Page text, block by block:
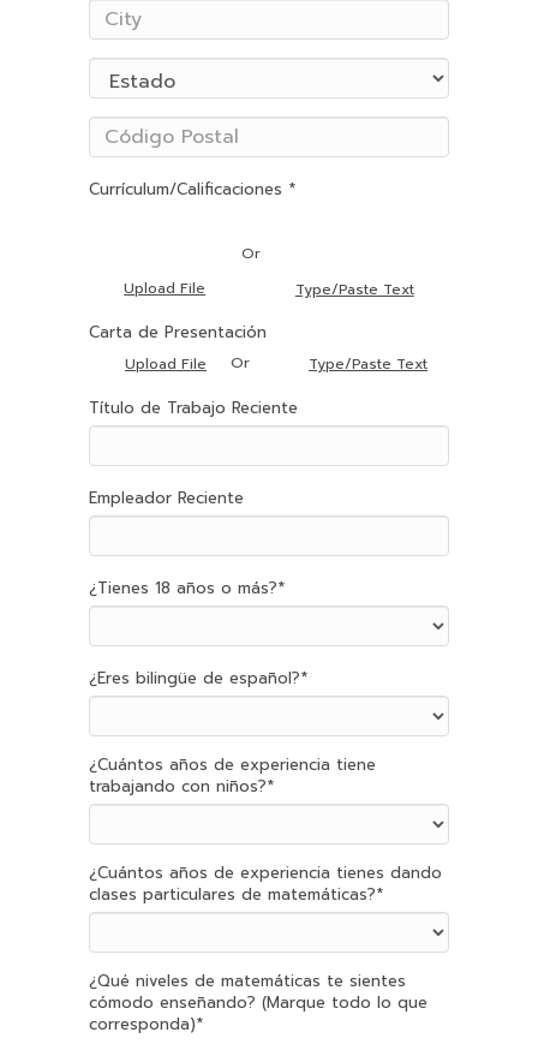
Currículum/Calificaciones *
Upload File
Or
Type/Paste Text
Carta de Presentación
Upload File Or Type/Paste Text
Título de Trabajo Reciente
Empleador Reciente
¿Tienes 18 años o más?*
¿Eres bilingüe de español?*
¿Cuántos años de experiencia tiene
trabajando con niños?*
¿Cuántos años de experiencia tienes dando
clases particulares de matemáticas?*
¿Qué niveles de matemáticas te sientes
cómodo enseñando? (Marque todo lo que
corresponda)*